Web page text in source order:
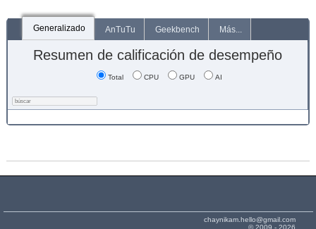
Generalizado AnTuTu Geekbench Más...
Resumen de calificación de desempeño
Total CPU GPU AI
chaynikam.hello@gmail.com
© 2009 - 2026